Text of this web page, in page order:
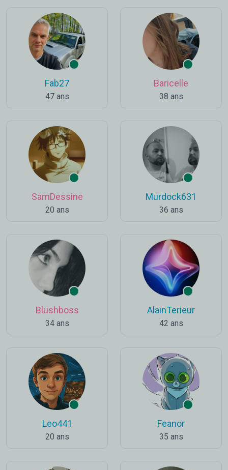
Fab27
47 ans
Baricelle
38 ans
SamDessine
20 ans
Murdock631
36 ans
Blushboss
34 ans
AlainTerieur
42 ans
Leo441
20 ans
Feanor
35 ans